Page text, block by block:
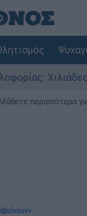
περισσότερα